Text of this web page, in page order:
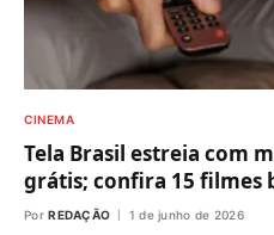
CINEMA
Tela Brasil estreia com
grátis; confira 15 filmes
Por REDAÇÃO 1 de junho de 2026